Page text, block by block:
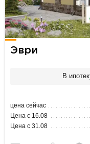
Эври
В
цена сейчас
Цена с 16.08
Цена с 31.08